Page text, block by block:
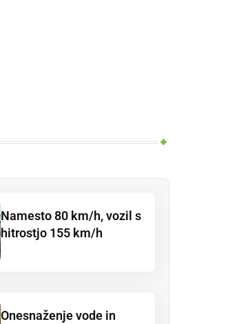
Namesto 80 km/h, vozil s
hitrostjo 155 km/h
Onesnaženje vode in